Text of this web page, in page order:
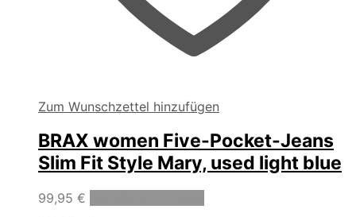
Zum Wunschzettel hinzufügen
BRAX women Five-Pocket-Jeans
Slim Fit Style Mary, used light blue
99,95 €